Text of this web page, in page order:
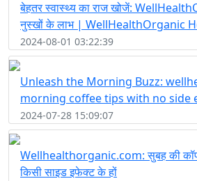
बेहतर स्वास्थ्य का राज खोजें:
नुस्खों के लाभ | WellHealthOrganic
2024-08-01 03:22:39
Unleash the Morning Buzz:
morning coffee tips with no side
2024-07-28 15:09:07
Wellhealthorganic.com: सुबह की
किसी साइड इफेक्ट के हों